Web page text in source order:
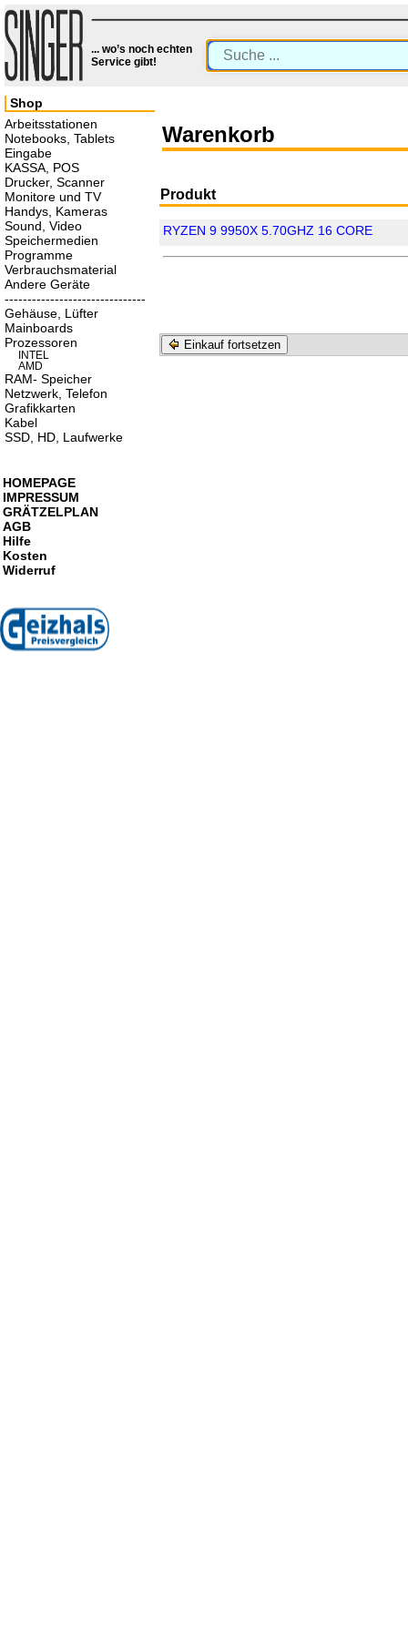
... wo’s noch echten
Service gibt!
Warenkorb
Produkt
RYZEN 9 9950X 5.70GHZ 16 CORE
Einkauf fortsetzen
Shop
Arbeitsstationen
Notebooks, Tablets
Eingabe
KASSA, POS
Drucker, Scanner
Monitore und TV
Handys, Kameras
Sound, Video
Speichermedien
Programme
Verbrauchsmaterial
Andere Geräte
-------------------------------
Gehäuse, Lüfter
Mainboards
Prozessoren
INTEL
AMD
RAM- Speicher
Netzwerk, Telefon
Grafikkarten
Kabel
SSD, HD, Laufwerke
HOMEPAGE
IMPRESSUM
GRÄTZELPLAN
AGB
Hilfe
Kosten
Widerruf